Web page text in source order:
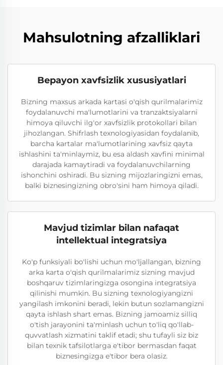
Mahsulotning afzalliklari
Bepayon xavfsizlik xususiyatlari
Bizning maxsus arkada kartasi o'qish qurilmalarimiz
foydalanuvchi ma'lumotlarini va tranzaktsiyalarni
himoya qiluvchi ilg'or xavfsizlik protokollari bilan
jihozlangan. Shifrlash texnologiyasidan foydalanib,
barcha kartalar ma'lumotlarining xavfsiz qayta
ishlashini ta'minlaymiz, bu esa aldash xavfini minimal
darajada kamaytiradi va foydalanuvchilarning
ishonchini oshiradi. Bu sizning mijozlaringizni emas,
balki biznesingizning obro'sini ham himoya qiladi.
Mavjud tizimlar bilan nafaqat
intellektual integratsiya
Ko'p funksiyali bo'lishi uchun mo'ljallangan, bizning
arka karta o'qish qurilmalarimiz sizning mavjud
boshqaruv tizimlaringizga osongina integratsiya
qilinishi mumkin. Bu sizning texnologiyangizni
yangilash imkonini beradi, lekin butun sozlamangizni
qayta ishlash shart emas. Bizning jamoamiz silliq
o'tish jarayonini ta'minlash uchun to'liq qo'llab-
quvvatlash xizmatini taklif etadi; shu tufayli siz biz
bilan texnik tafsilotlarga e'tibor bermasdan faqat
biznesingizga e'tibor bera olasiz.